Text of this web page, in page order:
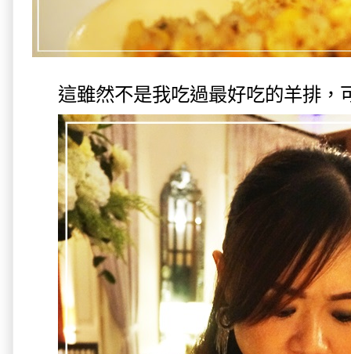
這雖然不是我吃過最好吃的羊排，